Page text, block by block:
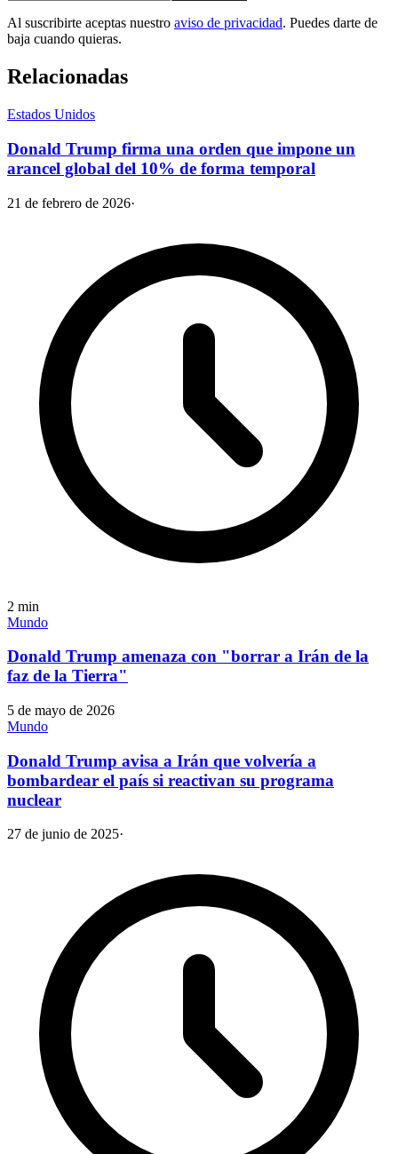
Al suscribirte aceptas nuestro aviso de privacidad. Puedes darte de
baja cuando quieras.
Relacionadas
Estados Unidos
Donald Trump firma una orden que impone un
arancel global del 10% de forma temporal
21 de febrero de 2026·
2 min
Mundo
Donald Trump amenaza con "borrar a Irán de la
faz de la Tierra"
5 de mayo de 2026
Mundo
Donald Trump avisa a Irán que volvería a
bombardear el país si reactivan su programa
nuclear
27 de junio de 2025·